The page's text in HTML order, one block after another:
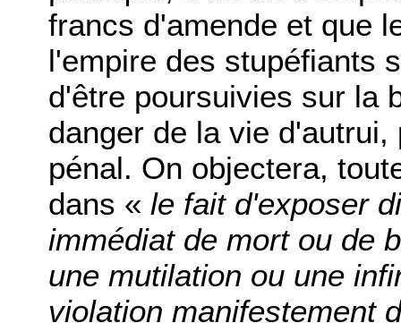
francs d'amende et que
l'empire des stupéfiants
d'être poursuivies sur la
danger de la vie
pénal. On objectera,
dans « le fait d'exposer
immédiat de mort ou de
une mutilation ou une
violation manifestement